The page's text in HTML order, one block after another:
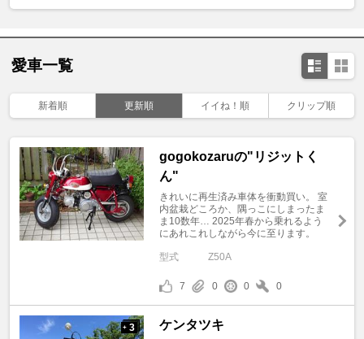
愛車一覧
新着順 更新順 イイね！順 クリップ順
gogokozaruの"リジットく
ん"
きれいに再生済み車体を衝動買い。 室
内盆栽どころか、隅っこにしまったま
ま10数年… 2025年春から乗れるよう
にあれこれしながら今に至ります。
型式 Z50A
7 0 0 0
+ 3 ケンタツキ